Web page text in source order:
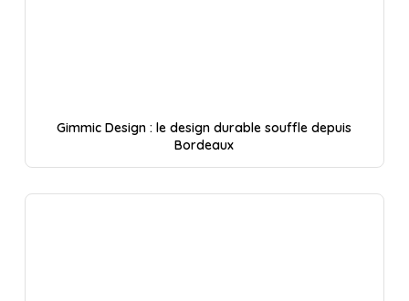
Gimmic Design : le design durable souffle depuis
Bordeaux